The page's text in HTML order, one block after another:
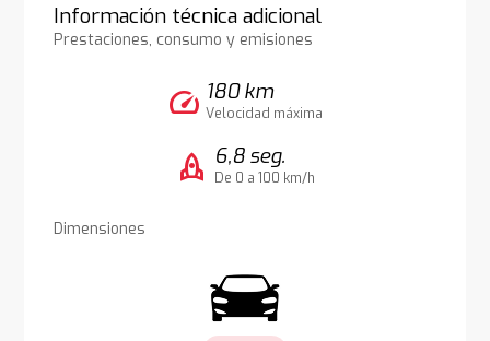
Información técnica adicional
Prestaciones, consumo y emisiones
speed 180 km
Velocidad máxima
rocket 6,8 seg.
De 0 a 100 km/h
Dimensiones